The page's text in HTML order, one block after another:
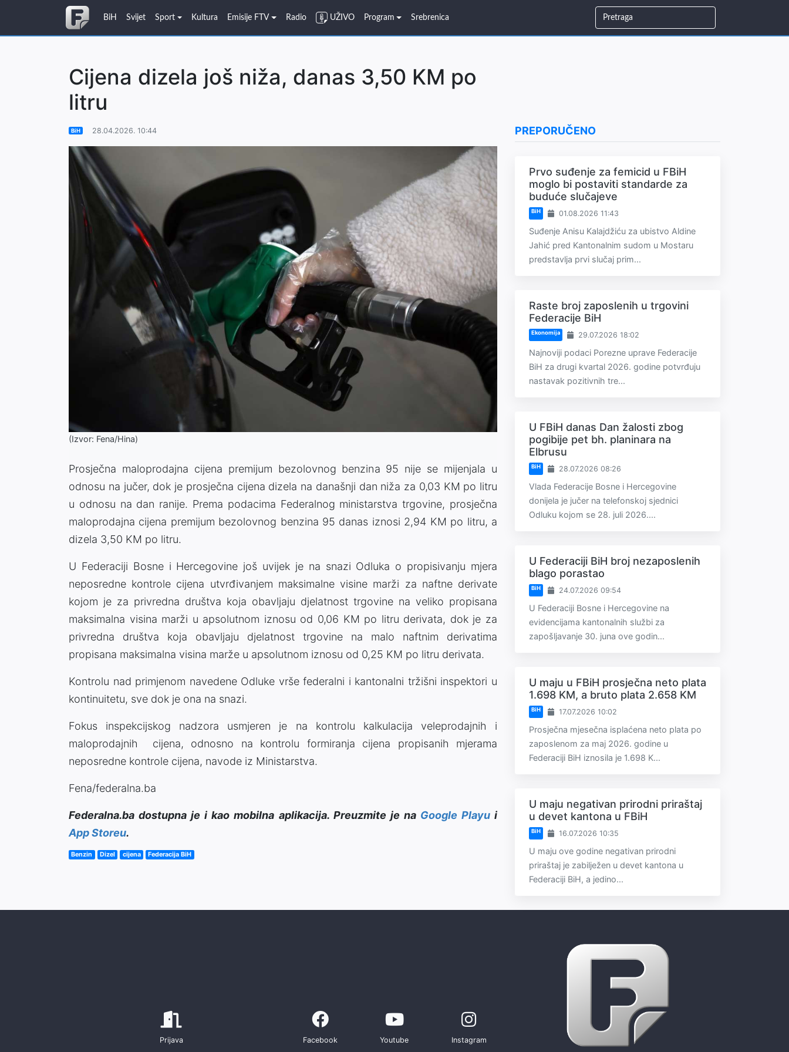
BiH Svijet Sport Kultura Emisije FTV Radio UŽIVO Program Srebrenica
Cijena dizela još niža, danas 3,50 KM po
litru
BiH 28.04.2026. 10:44
(Izvor: Fena/Hina)
Prosječna maloprodajna cijena premijum bezolovnog benzina 95 nije se mijenjala u
odnosu na jučer, dok je prosječna cijena dizela na današnji dan niža za 0,03 KM po litru
u odnosu na dan ranije. Prema podacima Federalnog ministarstva trgovine, prosječna
maloprodajna cijena premijum bezolovnog benzina 95 danas iznosi 2,94 KM po litru, a
dizela 3,50 KM po litru.
U Federaciji Bosne i Hercegovine još uvijek je na snazi Odluka o propisivanju mjera
neposredne kontrole cijena utvrđivanjem maksimalne visine marži za naftne derivate
kojom je za privredna društva koja obavljaju djelatnost trgovine na veliko propisana
maksimalna visina marži u apsolutnom iznosu od 0,06 KM po litru derivata, dok je za
privredna društva koja obavljaju djelatnost trgovine na malo naftnim derivatima
propisana maksimalna visina marže u apsolutnom iznosu od 0,25 KM po litru derivata.
Kontrolu nad primjenom navedene Odluke vrše federalni i kantonalni tržišni inspektori u
kontinuitetu, sve dok je ona na snazi.
Fokus inspekcijskog nadzora usmjeren je na kontrolu kalkulacija veleprodajnih i
maloprodajnih cijena, odnosno na kontrolu formiranja cijena propisanih mjerama
neposredne kontrole cijena, navode iz Ministarstva.
Fena/federalna.ba
Federalna.ba dostupna je i kao mobilna aplikacija. Preuzmite je na Google Playui
App Storeu.
Benzin Dizel cijena Federacija BiH
PREPORUČENO
Prvo suđenje za femicid u FBiH
moglo bi postaviti standarde za
buduće slučajeve
BiH 01.08.2026 11:43
Suđenje Anisu Kalajdžiću za ubistvo Aldine
Jahić pred Kantonalnim sudom u Mostaru
predstavlja prvi slučaj prim...
Raste broj zaposlenih u trgovini
Federacije BiH
Ekonomija 29.07.2026 18:02
Najnoviji podaci Porezne uprave Federacije
BiH za drugi kvartal 2026. godine potvrđuju
nastavak pozitivnih tre...
U FBiH danas Dan žalosti zbog
pogibije pet bh. planinara na
Elbrusu
BiH 28.07.2026 08:26
Vlada Federacije Bosne i Hercegovine
donijela je jučer na telefonskoj sjednici
Odluku kojom se 28. juli 2026....
U Federaciji BiH broj nezaposlenih
blago porastao
BiH 24.07.2026 09:54
U Federaciji Bosne i Hercegovine na
evidencijama kantonalnih službi za
zapošljavanje 30. juna ove godin...
U maju u FBiH prosječna neto plata
1.698 KM, a bruto plata 2.658 KM
BiH 17.07.2026 10:02
Prosječna mjesečna isplaćena neto plata po
zaposlenom za maj 2026. godine u
Federaciji BiH iznosila je 1.698 K...
U maju negativan prirodni priraštaj
u devet kantona u FBiH
BiH 16.07.2026 10:35
U maju ove godine negativan prirodni
priraštaj je zabilježen u devet kantona u
Federaciji BiH, a jedino...
Prijava Facebook Youtube Instagram